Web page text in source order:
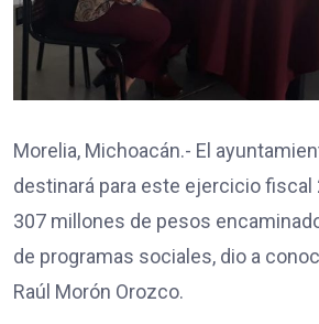
Morelia, Michoacán.- El
destinará para este ejercicio fiscal
307 millones de pesos
de programas sociales, dio a
Raúl Morón Orozco.